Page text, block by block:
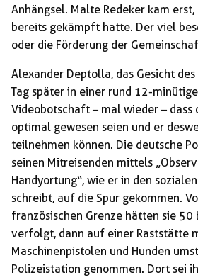
Anhängsel. Malte Redeker kam erst,
bereits gekämpft hatte. Der viel
oder die Förderung der
Alexander Deptolla, das Gesicht
Tag später in einer rund 12-
Videobotschaft – mal wieder – dass
optimal gewesen seien und er
teilnehmen können. Die deutsche
seinen Mitreisenden mittels
Handyortung“, wie er in den
schreibt, auf die Spur gekommen.
französischen Grenze hätten sie 50
verfolgt, dann auf einer Raststätte
Maschinenpistolen und Hunden
Polizeistation genommen. Dort sei